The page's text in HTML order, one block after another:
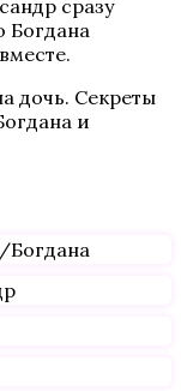
сразу
Богдана
дочь. Секреты
и
Богдана